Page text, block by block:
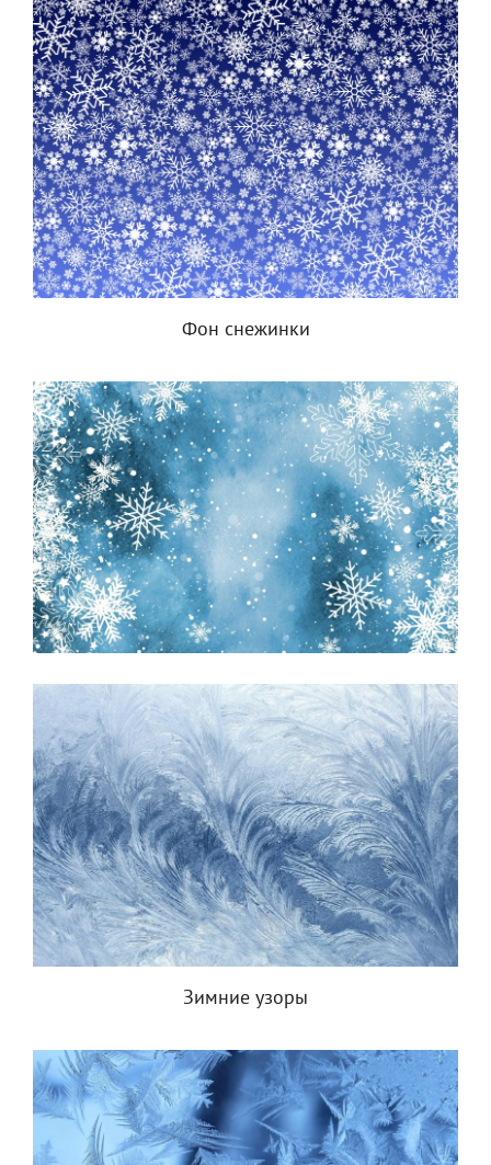
Фон снежинки
Зимние узоры